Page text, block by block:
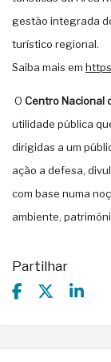
gestão integrada
turístico regional.
Saiba mais em
O Centro Nacional
utilidade pública
dirigidas a um
ação a defesa,
com base numa
ambiente,
Partilhar